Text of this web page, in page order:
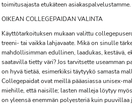
toimitusajasta etukäteen asiakaspalvelustamme.
OIKEAN COLLEGEPAIDAN VALINTA
Käyttötarkoituksen mukaan valittu
treeni- tai vaikka lahjavaate. Mikä on sinulle
mahdollisimman edullinen, laadukas, kestävä,
saatavilla tietty väri? Jos tarvitsette useamman
on hyvä tietää, esimerkiksi täytyykö samasta
Collegepaidat ovat meillä pääasiassa unisex-
miehille, että naisille; lasten malleja löytyy
on yleensä enemmän polyesteriä kuin puuvillaa